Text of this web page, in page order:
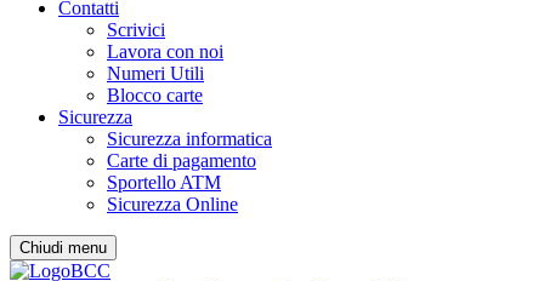
Contatti
Scrivici
Lavora con noi
Numeri Utili
Blocco carte
Sicurezza
Sicurezza informatica
Carte di pagamento
Sportello ATM
Sicurezza Online
Chiudi menu